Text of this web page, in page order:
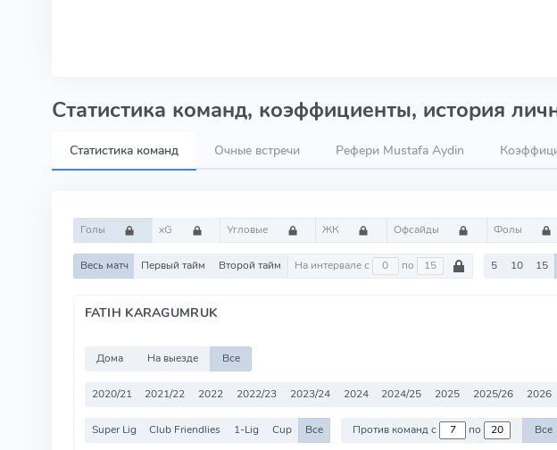
Статистика команд, коэффициенты, история
Статистика команд Очные встречи Рефери Mustafa Aydin
Голы xG Угловые ЖК Офсайды Фолы
Весь матч Первый тайм Второй тайм На интервале с по 5 10 15
FATIH KARAGUMRUK
Дома На выезде Все
2020/21 2021/22 2022 2022/23 2023/24 2024 2024/25 2025 2025/26 2026
Super Lig Club Friendlies 1-Lig Cup Все Против команд с по Все